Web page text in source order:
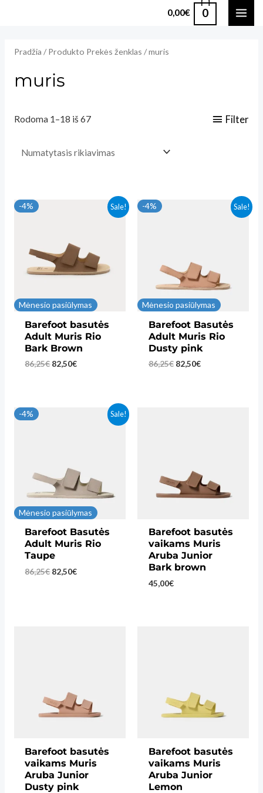
0,00€ 0
Pradžia / Produkto Prekės ženklas / muris
muris
Rodoma 1–18 iš 67 Filter
Sale!
Mėnesio pasiūlymas
-4%
Barefoot basutės
Adult Muris Rio
Bark Brown
86,25€ Original
82,50€Current
Sale!
Mėnesio pasiūlymas
-4%
Barefoot Basutės
Adult Muris Rio
Dusty pink
86,25€ Original
82,50€Current
Sale!
Mėnesio pasiūlymas
-4%
Barefoot Basutės
Adult Muris Rio
Taupe
86,25€ Original
82,50€Current
Barefoot basutės
vaikams Muris
Aruba Junior
Bark brown
45,00€
Barefoot basutės
vaikams Muris
Aruba Junior
Dusty pink
Barefoot basutės
vaikams Muris
Aruba Junior
Lemon